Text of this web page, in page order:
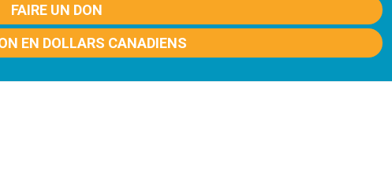
FAIRE UN DON
EN DOLLARS CANADIENS